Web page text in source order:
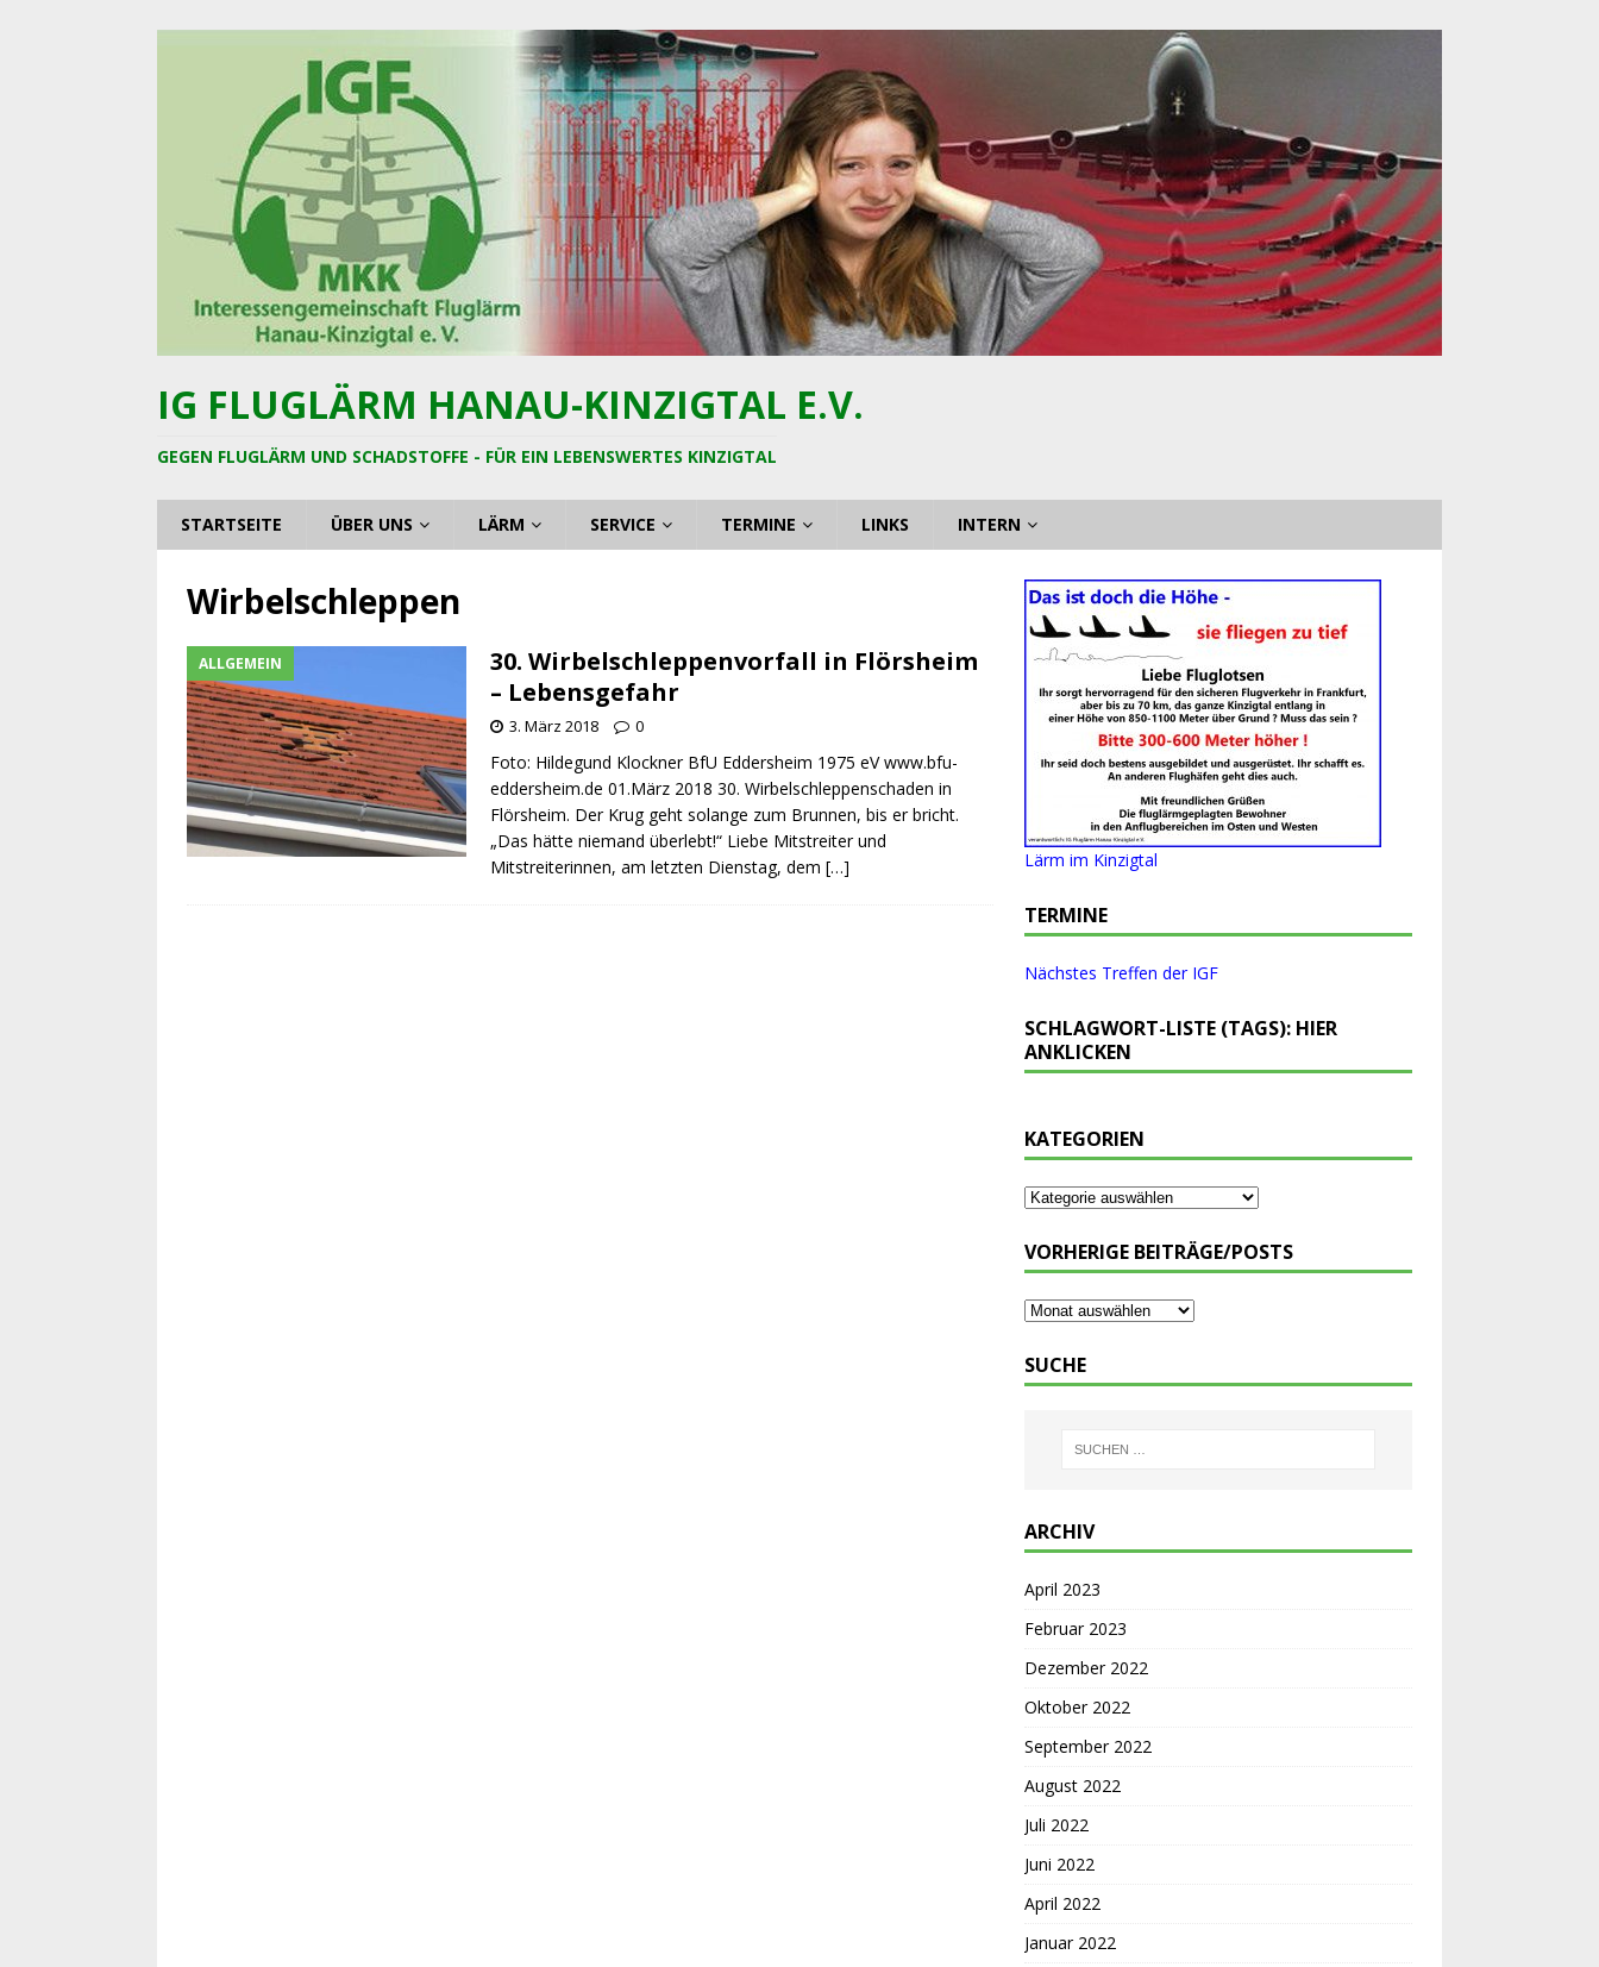
IG FLUGLÄRM HANAU-KINZIGTAL E.V.
GEGEN FLUGLÄRM UND SCHADSTOFFE - FÜR EIN LEBENSWERTES KINZIGTAL
STARTSEITE ÜBER UNS LÄRM SERVICE TERMINE LINKS INTERN
Wirbelschleppen
ALLGEMEIN
30. Wirbelschleppenvorfall in Flörsheim
– Lebensgefahr
3. März 2018 0
Foto: Hildegund Klockner BfU Eddersheim 1975 eV www.bfu-
eddersheim.de 01.März 2018 30. Wirbelschleppenschaden in
Flörsheim. Der Krug geht solange zum Brunnen, bis er bricht.
„Das hätte niemand überlebt!“ Liebe Mitstreiter und
Mitstreiterinnen, am letzten Dienstag, dem […] Lärm im Kinzigtal
TERMINE
Nächstes Treffen der IGF
SCHLAGWORT-LISTE (TAGS): HIER
ANKLICKEN
KATEGORIEN
VORHERIGE BEITRÄGE/POSTS
SUCHE
ARCHIV
April 2023
Februar 2023
Dezember 2022
Oktober 2022
September 2022
August 2022
Juli 2022
Juni 2022
April 2022
Januar 2022